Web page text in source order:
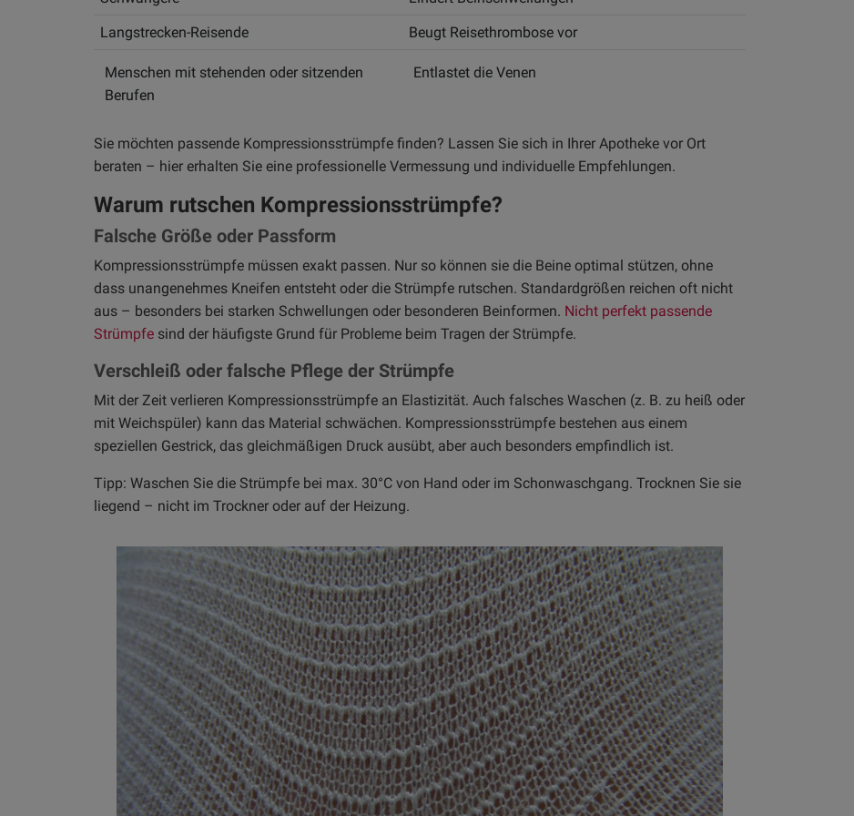
Langstrecken-Reisende
Beugt Reisethrombose vor
Menschen mit stehenden oder sitzenden
Berufen
Entlastet die Venen
Sie möchten passende Kompressionsstrümpfe finden? Lassen Sie sich in Ihrer Apotheke vor Ort
beraten – hier erhalten Sie eine professionelle Vermessung und individuelle Empfehlungen.
Warum rutschen Kompressionsstrümpfe?
Falsche Größe oder Passform
Kompressionsstrümpfe müssen exakt passen. Nur so können sie die Beine optimal stützen, ohne
dass unangenehmes Kneifen entsteht oder die Strümpfe rutschen. Standardgrößen reichen oft nicht
aus – besonders bei starken Schwellungen oder besonderen Beinformen. Nicht perfekt passende
Strümpfe sind der häufigste Grund für Probleme beim Tragen der Strümpfe.
Verschleiß oder falsche Pflege der Strümpfe
Mit der Zeit verlieren Kompressionsstrümpfe an Elastizität. Auch falsches Waschen (z. B. zu heiß oder
mit Weichspüler) kann das Material schwächen. Kompressionsstrümpfe bestehen aus einem
speziellen Gestrick, das gleichmäßigen Druck ausübt, aber auch besonders empfindlich ist.
Tipp: Waschen Sie die Strümpfe bei max. 30°C von Hand oder im Schonwaschgang. Trocknen Sie sie
liegend – nicht im Trockner oder auf der Heizung.